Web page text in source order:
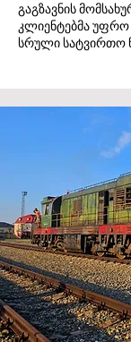
გაგზავნის
კლიენტებმა
სრული სატვირთო